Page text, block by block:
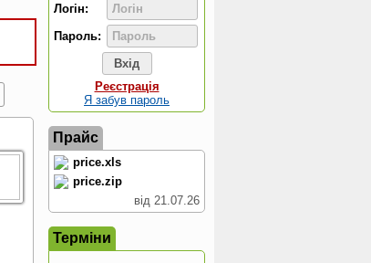
Логін:
Пароль:
Реєстрація
Я забув пароль
Прайс
price.xls
price.zip
від 21.07.26
Терміни